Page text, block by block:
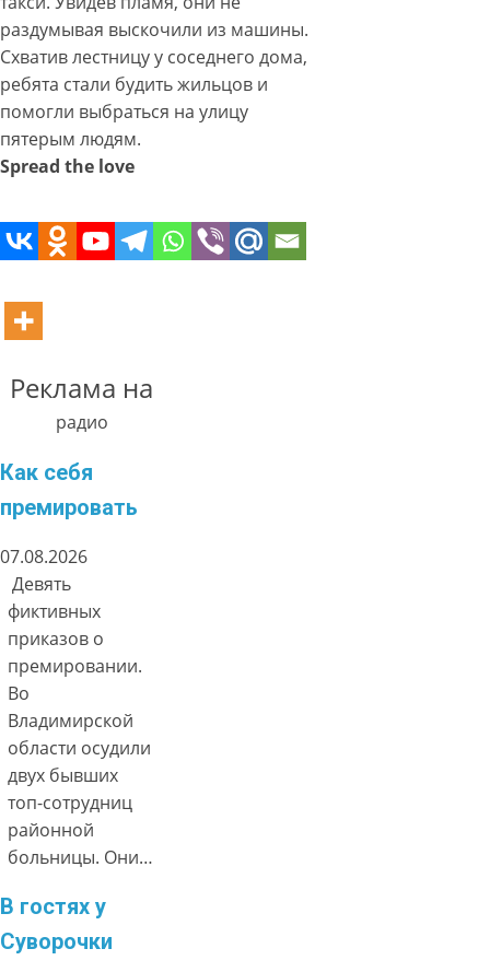
раздумывая выскочили из машины.
Схватив лестницу у соседнего дома,
ребята стали будить жильцов и
помогли выбраться на улицу
пятерым людям.
Spread the love
Реклама на
радио
Как себя
премировать
07.08.2026
Девять
фиктивных
приказов о
премировании.
Во
Владимирской
области осудили
двух бывших
топ-сотрудниц
районной
больницы. Они…
В гостях у
Суворочки